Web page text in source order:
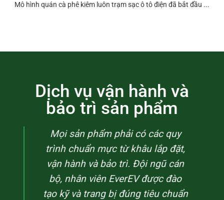
Mô hình quán cà phê kiêm luôn trạm sạc ô tô điện đã bắt đầu ...
Dịch vụ vận hành và
bảo trì sản phẩm
Mọi sản phẩm phải có các quy
trình chuẩn mực từ khâu lắp đặt,
vận hành và bảo trì. Đội ngũ cán
bộ, nhân viên EverEV được đào
tạo kỹ và trang bị đúng tiêu chuẩn